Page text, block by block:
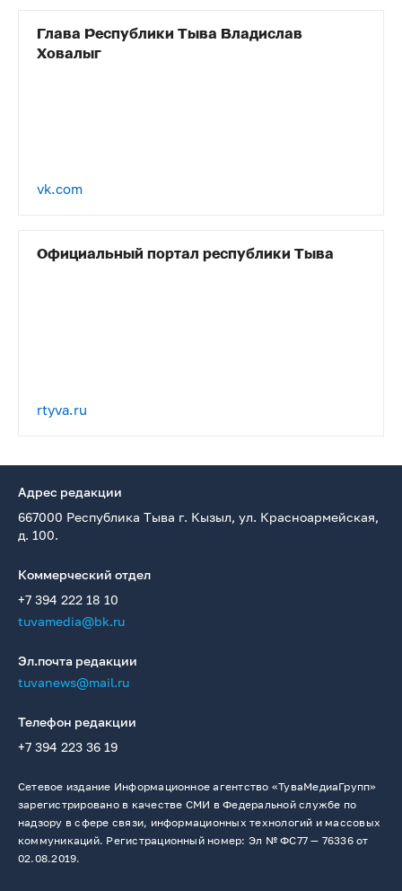
Глава Республики Тыва Владислав
Ховалыг
vk.com
Официальный портал республики Тыва
rtyva.ru
Адрес редакции
667000 Республика Тыва г. Кызыл, ул. Красноармейская,
д. 100.
Коммерческий отдел
+7 394 222 18 10
tuvamedia@bk.ru
Эл.почта редакции
tuvanews@mail.ru
Телефон редакции
+7 394 223 36 19
Сетевое издание Информационное агентство «ТуваМедиаГрупп»
зарегистрировано в качестве СМИ в Федеральной службе по
надзору в сфере связи, информационных технологий и массовых
коммуникаций. Регистрационный номер: Эл № ФС77 — 76336 от
02.08.2019.